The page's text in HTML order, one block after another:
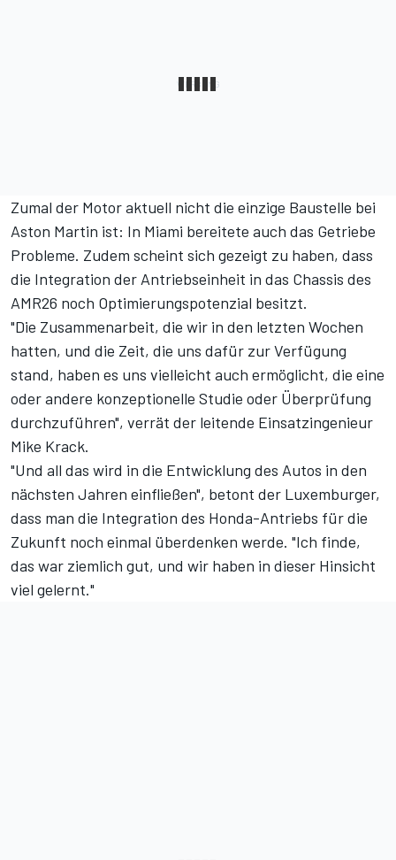
Zumal der Motor aktuell nicht die einzige Baustelle bei
Aston Martin ist: In Miami bereitete auch das Getriebe
Probleme. Zudem scheint sich gezeigt zu haben, dass
die Integration der Antriebseinheit in das Chassis des
AMR26 noch Optimierungspotenzial besitzt.
"Die Zusammenarbeit, die wir in den letzten Wochen
hatten, und die Zeit, die uns dafür zur Verfügung
stand, haben es uns vielleicht auch ermöglicht, die eine
oder andere konzeptionelle Studie oder Überprüfung
durchzuführen", verrät der leitende Einsatzingenieur
Mike Krack.
"Und all das wird in die Entwicklung des Autos in den
nächsten Jahren einfließen", betont der Luxemburger,
dass man die Integration des Honda-Antriebs für die
Zukunft noch einmal überdenken werde. "Ich finde,
das war ziemlich gut, und wir haben in dieser Hinsicht
viel gelernt."